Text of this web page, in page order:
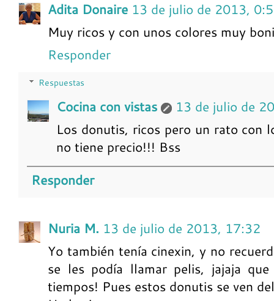
Adita Donaire 13 de julio de 2013,
Muy ricos y con unos colores muy
Responder
Respuestas
Cocina con vistas
13 de julio de
Los donutis, ricos pero un rato con
no tiene precio!!! Bss
Responder
Nuria M. 13 de julio de 2013, 17:32
Yo también tenía cinexin, y no
se les podía llamar pelis, jajaja
tiempos! Pues estos donutis se ven